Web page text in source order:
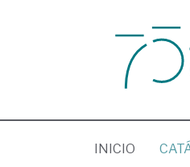
INICIO